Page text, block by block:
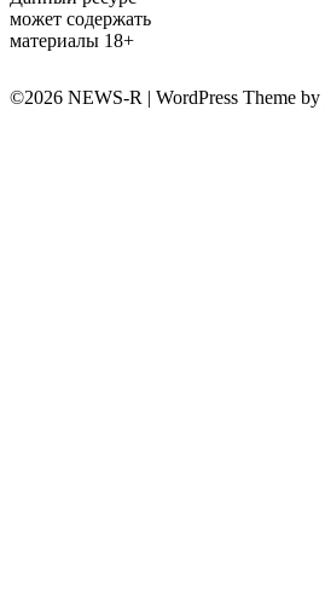
может содержать
материалы 18+
©2026 NEWS-R | WordPress Theme by